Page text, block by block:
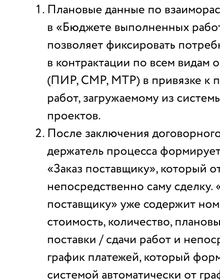
Плановые данные по
в «Бюджете выполненных
позволяет фиксировать
в контрактации по всем видам
(ПИР, СМР, МТР) в привязке к
работ, загружаемому из
проектов.
После заключения
держатель процесса
«Заказ поставщику», который
непосредственно саму сделку.
поставщику» уже содержит
стоимость, количество,
поставки / сдачи работ и
график платежей, который
системой автоматически от